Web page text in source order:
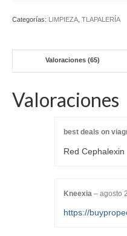
Categorías: LIMPIEZA TLAPALERÍA
Valoraciones (65)
Valoraciones
best deals on
Red Cephalexin
Kneexia – agosto
https://